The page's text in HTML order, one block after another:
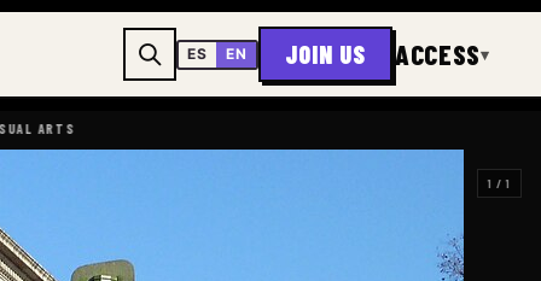
ES EN JOIN US ACCESS▾
1 / 1